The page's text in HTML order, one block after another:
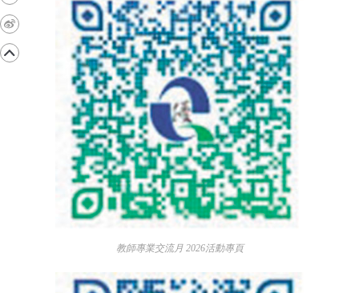
教師專業交流月 2026活動專頁